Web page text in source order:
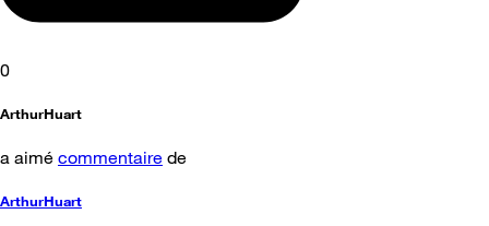
0
ArthurHuart
a aimé commentaire de
ArthurHuart